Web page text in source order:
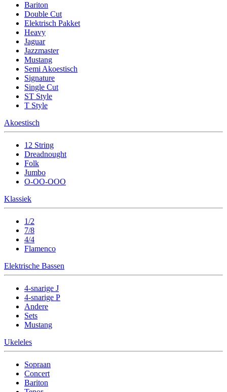
Bariton
Double Cut
Elektrisch Pakket
Heavy
Jaguar
Jazzmaster
Mustang
Semi Akoestisch
Signature
Single Cut
ST Style
T Style
Akoestisch
12 String
Dreadnought
Folk
Jumbo
O-OO-OOO
Klassiek
1/2
7/8
4/4
Flamenco
Elektrische Bassen
4-snarige J
4-snarige P
Andere
Sets
Mustang
Ukeleles
Sopraan
Concert
Bariton